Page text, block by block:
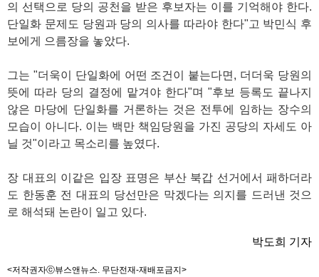
의 선택으로 당의 공천을 받은 후보자는 이를 기억해야 한다.
단일화 문제도 당원과 당의 의사를 따라야 한다"고 박민식 후
보에게 으름장을 놓았다.
그는 "더욱이 단일화에 어떤 조건이 붙는다면, 더더욱 당원의
뜻에 따라 당의 결정에 맡겨야 한다"며 "후보 등록도 끝나지
않은 마당에 단일화를 거론하는 것은 전투에 임하는 장수의
모습이 아니다. 이는 백만 책임당원을 가진 공당의 자세도 아
닐 것"이라고 목소리를 높였다.
장 대표의 이같은 입장 표명은 부산 북갑 선거에서 패하더라
도 한동훈 전 대표의 당선만은 막겠다는 의지를 드러낸 것으
로 해석돼 논란이 일고 있다.
박도희 기자
<저작권자ⓒ뷰스앤뉴스. 무단전재-재배포금지>